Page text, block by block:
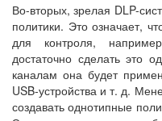
Во-вторых, зрелая DLP-
политики. Это означает,
для контроля,
достаточно сделать это
каналам она будет
USB-устройства и т. д.
создавать однотипные